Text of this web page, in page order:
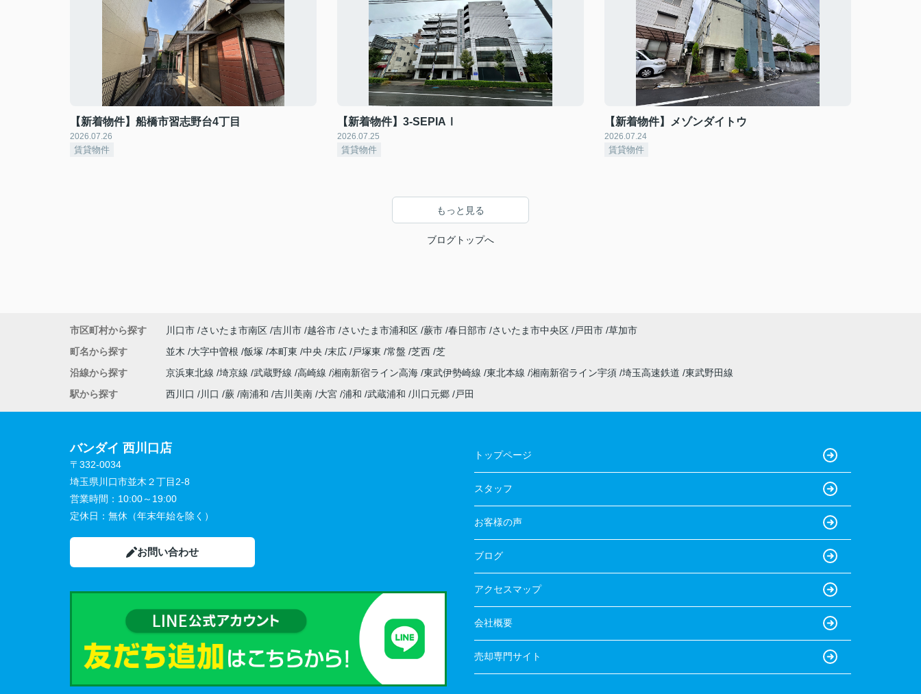
【新着物件】船橋市習志野台4丁目
2026.07.26
賃貸物件
【新着物件】3-SEPIAⅠ
2026.07.25
賃貸物件
【新着物件】メゾンダイトウ
2026.07.24
賃貸物件
もっと見る
ブログトップへ
市区町村から探す 川口市 さいたま市南区 吉川市 越谷市 さいたま市浦和区 蕨市 春日部市 さいたま市中央区 戸田市 草加市
町名から探す
並木 大字中曽根 飯塚 本町東 中央 末広 戸塚東 常盤 芝西 芝
沿線から探す
京浜東北線 埼京線 武蔵野線 高崎線 湘南新宿ライン高海 東武伊勢崎線 東北本線 湘南新宿ライン宇須 埼玉高速鉄道 東武野田線
駅から探す
西川口 川口 蕨 南浦和 吉川美南 大宮 浦和 武蔵浦和 川口元郷 戸田
バンダイ 西川口店
〒332-0034
埼玉県川口市並木２丁目2-8
営業時間： 10:00～19:00
定休日： 無休（年末年始を除く）
お問い合わせ
トップページ
スタッフ
お客様の声
ブログ
アクセスマップ
会社概要
売却専門サイト